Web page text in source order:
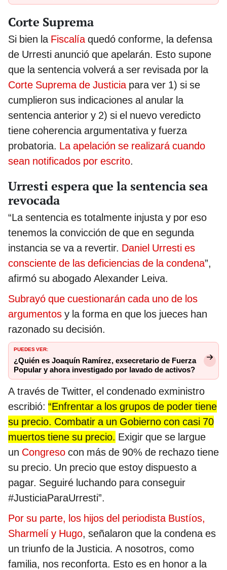
Corte Suprema
Si bien la Fiscalía quedó conforme, la defensa
de Urresti anunció que apelarán. Esto supone
que la sentencia volverá a ser revisada por la
Corte Suprema de Justicia para ver 1) si se
cumplieron sus indicaciones al anular la
sentencia anterior y 2) si el nuevo veredicto
tiene coherencia argumentativa y fuerza
probatoria. La apelación se realizará cuando
sean notificados por escrito.
Urresti espera que la sentencia sea
revocada
“La sentencia es totalmente injusta y por eso
tenemos la convicción de que en segunda
instancia se va a revertir. Daniel Urresti es
consciente de las deficiencias de la condena”,
afirmó su abogado Alexander Leiva.
Subrayó que cuestionarán cada uno de los
argumentos y la forma en que los jueces han
razonado su decisión.
PUEDES VER:
¿Quién es Joaquín Ramírez, exsecretario de Fuerza
Popular y ahora investigado por lavado de activos?
A través de Twitter, el condenado exministro
escribió: “Enfrentar a los grupos de poder tiene
su precio. Combatir a un Gobierno con casi 70
muertos tiene su precio. Exigir que se largue
un Congreso con más de 90% de rechazo tiene
su precio. Un precio que estoy dispuesto a
pagar. Seguiré luchando para conseguir
#JusticiaParaUrresti”.
Por su parte, los hijos del periodista Bustíos,
Sharmelí y Hugo, señalaron que la condena es
un triunfo de la Justicia. A nosotros, como
familia, nos reconforta. Esto es en honor a la